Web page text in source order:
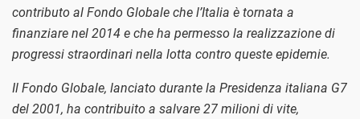
contributo al Fondo Globale che l’Italia è tornata a
finanziare nel 2014 e che ha permesso la realizzazione di
progressi straordinari nella lotta contro queste epidemie.
Il Fondo Globale, lanciato durante la Presidenza italiana G7
del 2001, ha contribuito a salvare 27 milioni di vite,